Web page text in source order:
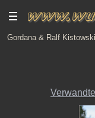
Gordana & Ralf Kistowski